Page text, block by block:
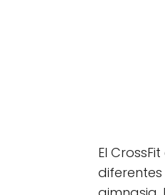
El